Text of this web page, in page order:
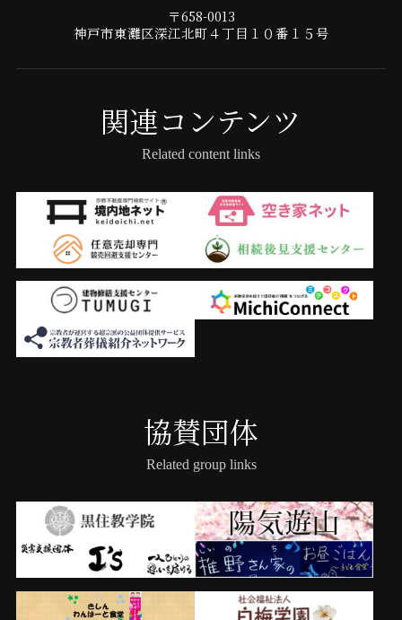
〒658-0013
神戸市東灘区深江北町４丁目１０番１５号
関連コンテンツ
Related content links
協賛団体
Related group links